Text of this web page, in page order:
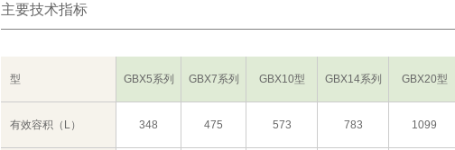
主要技术指标
型 GBX5系列 GBX7系列 GBX10型 GBX14系列 GBX20型
有效容积（L） 348 475 573 783 1099